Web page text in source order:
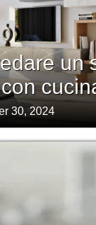
un
30, 2024